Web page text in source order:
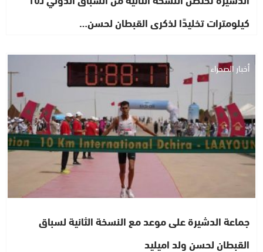
كيلومترات تخليدًا لذكرى القبطان لحسن…
أخبار الصحراء
جماعة الدشيرة على موعد مع النسخة الثانية لسباق
القبطان لحسن ولد اميليد